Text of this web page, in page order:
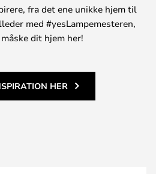
fra det ene unikke hjem til
med #yesLampemesteren,
dit hjem her!
HER